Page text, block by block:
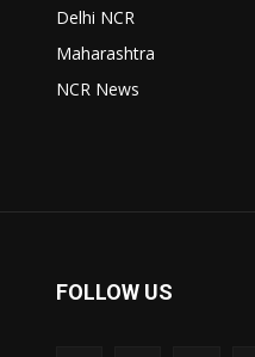
Delhi NCR
Maharashtra
NCR News
FOLLOW US